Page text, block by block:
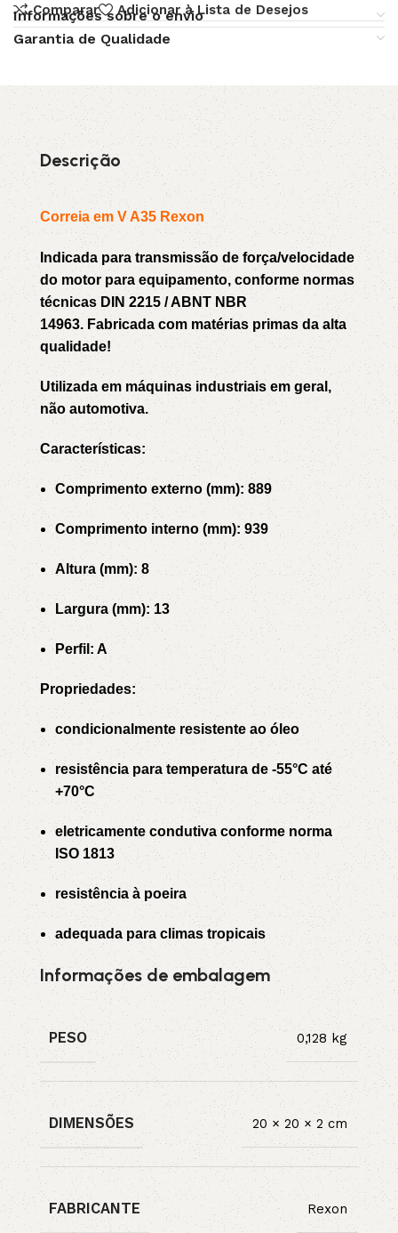
Comparar
Adicionar à Lista de Desejos
Informações sobre o envio
Garantia de Qualidade
Descrição
Correia em V A35 Rexon
Indicada para transmissão de força/velocidade
do motor para equipamento, conforme normas
técnicas DIN 2215 / ABNT NBR
14963. Fabricada com matérias primas da alta
qualidade!
Utilizada em máquinas industriais em geral,
não automotiva.
Características:
Comprimento externo (mm): 889
Comprimento interno (mm): 939
Altura (mm): 8
Largura (mm): 13
Perfil: A
Propriedades:
condicionalmente resistente ao óleo
resistência para temperatura de -55°C até
+70°C
eletricamente condutiva conforme norma
ISO 1813
resistência à poeira
adequada para climas tropicais
Informações de embalagem
PESO 0,128 kg
DIMENSÕES 20 × 20 × 2 cm
FABRICANTE Rexon